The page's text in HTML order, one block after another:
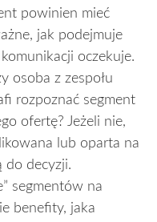
powinien mieć
jak podejmuje
oczekuje.
osoba z zespołu
rozpoznać segment
ofertę? Jeżeli nie,
lub oparta na
do decyzji.
segmentów na
benefity, jaka